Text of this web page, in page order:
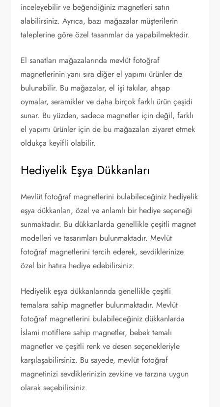
inceleyebilir ve beğendiğiniz magnetleri satın
alabilirsiniz. Ayrıca, bazı mağazalar müşterilerin
taleplerine göre özel tasarımlar da yapabilmektedir.
El sanatları mağazalarında mevlüt fotoğraf
magnetlerinin yanı sıra diğer el yapımı ürünler de
bulunabilir. Bu mağazalar, el işi takılar, ahşap
oymalar, seramikler ve daha birçok farklı ürün çeşidi
sunar. Bu yüzden, sadece magnetler için değil, farklı
el yapımı ürünler için de bu mağazaları ziyaret etmek
oldukça keyifli olabilir.
Hediyelik Eşya Dükkanları
Mevlüt fotoğraf magnetlerini bulabileceğiniz hediyelik
eşya dükkanları, özel ve anlamlı bir hediye seçeneği
sunmaktadır. Bu dükkanlarda genellikle çeşitli magnet
modelleri ve tasarımları bulunmaktadır. Mevlüt
fotoğraf magnetlerini tercih ederek, sevdiklerinize
özel bir hatıra hediye edebilirsiniz.
Hediyelik eşya dükkanlarında genellikle çeşitli
temalara sahip magnetler bulunmaktadır. Mevlüt
fotoğraf magnetlerini bulabileceğiniz dükkanlarda
İslami motiflere sahip magnetler, bebek temalı
magnetler ve çeşitli renk ve desen seçenekleriyle
karşılaşabilirsiniz. Bu sayede, mevlüt fotoğraf
magnetinizi sevdiklerinizin zevkine ve tarzına uygun
olarak seçebilirsiniz.